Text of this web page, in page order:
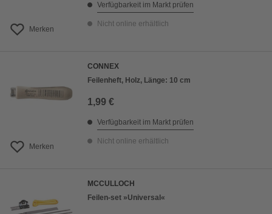
Merken
Verfügbarkeit im Markt prüfen
Nicht online erhältlich
Merken
CONNEX
Feilenheft, Holz, Länge: 10 cm
1,99 €
Verfügbarkeit im Markt prüfen
Nicht online erhältlich
MCCULLOCH
Feilen-set »Universal«